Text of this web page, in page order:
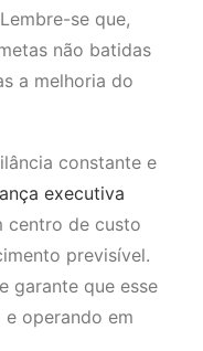
se que,
não batidas
a melhoria do
constante e
executiva
centro de custo
previsível.
garante que esse
operando em